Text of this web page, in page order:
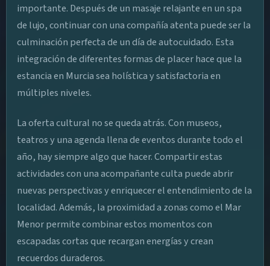
importante. Después de un masaje relajante en un spa
de lujo, continuar con una compañía atenta puede ser la
culminación perfecta de un día de autocuidado. Esta
integración de diferentes formas de placer hace que la
estancia en Murcia sea holística y satisfactoria en
múltiples niveles.
La oferta cultural no se queda atrás. Con museos,
teatros y una agenda llena de eventos durante todo el
año, hay siempre algo que hacer. Compartir estas
actividades con una acompañante culta puede abrir
nuevas perspectivas y enriquecer el entendimiento de la
localidad. Además, la proximidad a zonas como el Mar
Menor permite combinar estos momentos con
escapadas cortas que recargan energías y crean
recuerdos duraderos.